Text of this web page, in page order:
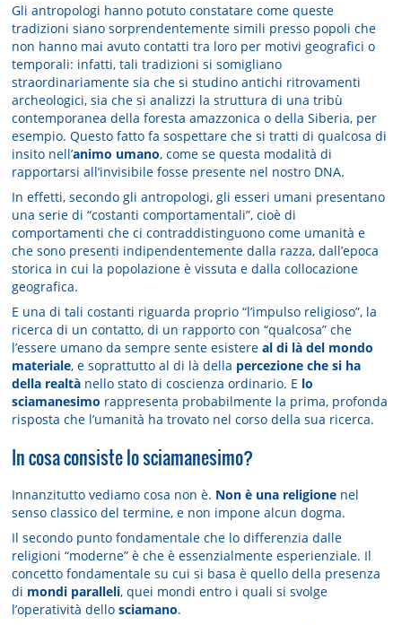
Gli antropologi hanno potuto constatare come queste
tradizioni siano sorprendentemente simili presso popoli che
non hanno mai avuto contatti tra loro per motivi geografici o
temporali: infatti, tali tradizioni si somigliano
straordinariamente sia che si studino antichi ritrovamenti
archeologici, sia che si analizzi la struttura di una tribù
contemporanea della foresta amazzonica o della Siberia, per
esempio. Questo fatto fa sospettare che si tratti di qualcosa di
insito nell’animo umano, come se questa modalità di
rapportarsi all’invisibile fosse presente nel nostro DNA.
In effetti, secondo gli antropologi, gli esseri umani presentano
una serie di “costanti comportamentali”, cioè di
comportamenti che ci contraddistinguono come umanità e
che sono presenti indipendentemente dalla razza, dall’epoca
storica in cui la popolazione è vissuta e dalla collocazione
geografica.
E una di tali costanti riguarda proprio “l’impulso religioso”, la
ricerca di un contatto, di un rapporto con “qualcosa” che
l’essere umano da sempre sente esistereal di là del mondo
materiale, e soprattutto al di là della percezione che si ha
della realtà nello stato di coscienza ordinario. E lo
sciamanesimo rappresenta probabilmente la prima, profonda
risposta che l’umanità ha trovato nel corso della sua ricerca.
In cosa consiste lo sciamanesimo?
Innanzitutto vediamo cosa non è. Non è una religione nel
senso classico del termine, e non impone alcun dogma.
Il secondo punto fondamentale che lo differenzia dalle
religioni “moderne” è che è essenzialmente esperienziale. Il
concetto fondamentale su cui si basa è quello della presenza
di mondi paralleli, quei mondi entro i quali si svolge
l’operatività dellosciamano.